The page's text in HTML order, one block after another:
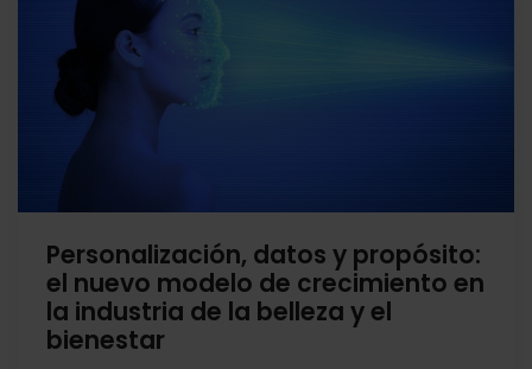
Personalización, datos y propósito:
el nuevo modelo de crecimiento en
la industria de la belleza y el
bienestar